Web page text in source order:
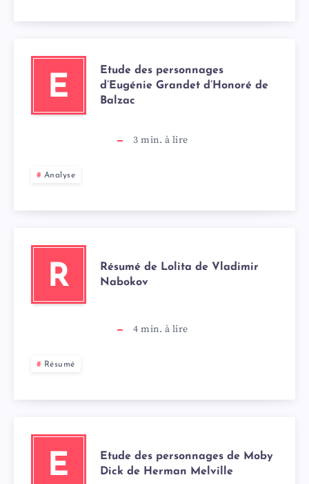
E
Etude des personnages
d’Eugénie Grandet d’Honoré de
Balzac
3 min. à lire
Analyse
R
Résumé de Lolita de Vladimir
Nabokov
4 min. à lire
Résumé
E
Etude des personnages de Moby
Dick de Herman Melville